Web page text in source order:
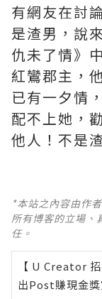
有網友在討
是渣男，說
仇未了情》
紅鸞郡主，
已有一夕情
配不上她，
他人！不是
*本站之內容由作
所有博客的立場、
任。
【 U Creator 招
出Post賺現金